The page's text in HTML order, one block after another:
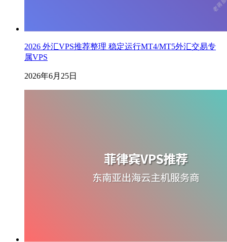
2026 外汇VPS推荐整理 稳定运行MT4/MT5外汇交易专
属VPS
2026年6月25日